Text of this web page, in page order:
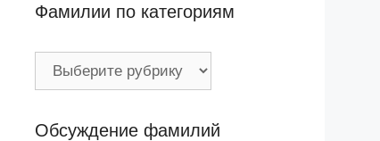
Фамилии по категориям
Обсуждение фамилий